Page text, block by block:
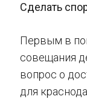
Сделать
Первым в
совещания
вопрос о
для